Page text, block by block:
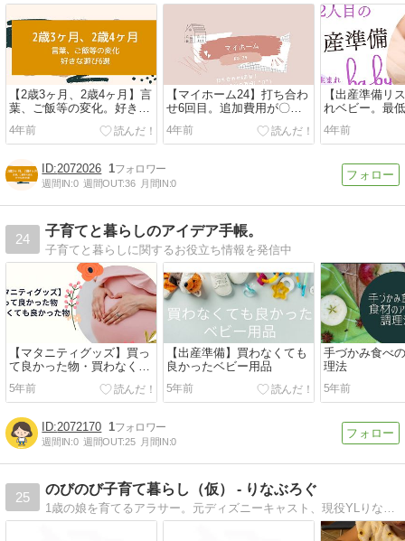
【2歳3ヶ月、2歳4ヶ月】言
葉、ご飯等の変化。好きな
遊び6選紹介♡
4年前
【マイホーム24】打ち合わ
せ6回目。追加費用が〇〇
〇万円…。
4年前
【出産準備リ
れベビー。最
買い足したも
4年前
2072026 1
週間IN:0 週間OUT:36 月間IN:0
24
子育てと暮らしのアイデア手帳。
子育てと暮らしに関するお役立ち情報を発信中
【マタニティグッズ】買っ
て良かった物・買わなくて
も良かった物
5年前
【出産準備】買わなくても
良かったベビー用品
5年前
手づかみ食べ
理法
5年前
2072170 1
週間IN:0 週間OUT:25 月間IN:0
25
のびのび子育て暮らし（仮） - りなぶろぐ
1歳の娘を育てるアラサー。元ディズニーキャスト、現役YLりなによる雑記ブログ